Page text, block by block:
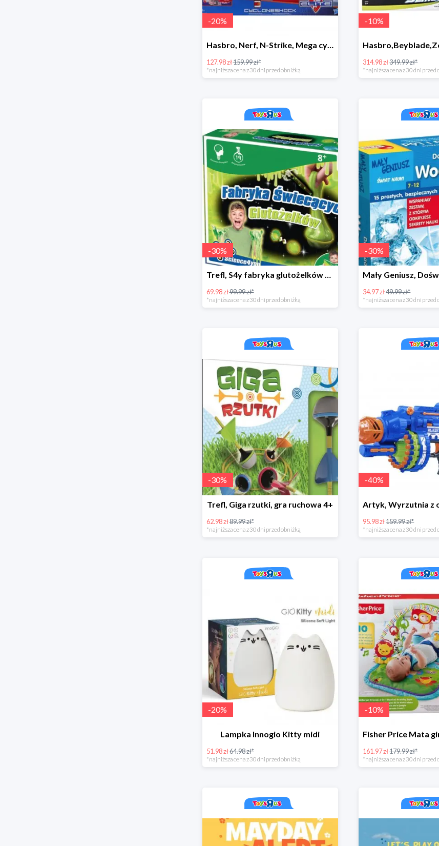
-20%
Hasbro, Nerf, N-Strike, Mega cyclon
127.98 zł159.99 zł*
*najniższa cena z 30 dni przed obniżką
-10%
314.98 zł349.99 zł*
*najniższa cena z 30 dni przed
-30%
Trefl, S4y fabryka glutożelków głów duża
69.98 zł99.99 zł*
*najniższa cena z 30 dni przed obniżką
-30%
34.97 zł49.99 zł*
*najniższa cena z 30 dni przed
-30%
Trefl, Giga rzutki, gra ruchowa 4+
62.98 zł89.99 zł*
*najniższa cena z 30 dni przed obniżką
-40%
95.98 zł159.99 zł*
*najniższa cena z 30 dni przed
-20%
Lampka Innogio Kitty midi
51.98 zł64.98 zł*
*najniższa cena z 30 dni przed obniżką
-10%
161.97 zł179.99 zł*
*najniższa cena z 30 dni przed